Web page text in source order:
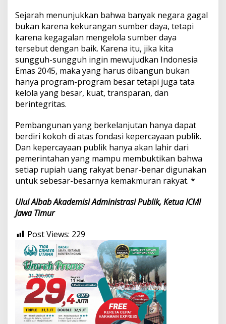
Sejarah menunjukkan bahwa banyak negara gagal
bukan karena kekurangan sumber daya, tetapi
karena kegagalan mengelola sumber daya
tersebut dengan baik. Karena itu, jika kita
sungguh-sungguh ingin mewujudkan Indonesia
Emas 2045, maka yang harus dibangun bukan
hanya program-program besar tetapi juga tata
kelola yang besar, kuat, transparan, dan
berintegritas.
Pembangunan yang berkelanjutan hanya dapat
berdiri kokoh di atas fondasi kepercayaan publik.
Dan kepercayaan publik hanya akan lahir dari
pemerintahan yang mampu membuktikan bahwa
setiap rupiah uang rakyat benar-benar digunakan
untuk sebesar-besarnya kemakmuran rakyat. *
Ulul AlbabAkademisi Administrasi Publik, Ketua ICMI
Jawa Timur
Post Views: 229